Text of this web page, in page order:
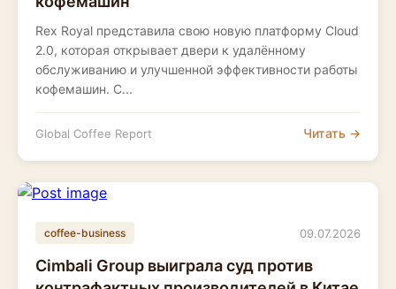
Rex Royal представила свою новую платформу Cloud
2.0, которая открывает двери к удалённому
обслуживанию и улучшенной эффективности работы
кофемашин. С...
Global Coffee Report Читать →
coffee-business 09.07.2026
Cimbali Group выиграла суд против